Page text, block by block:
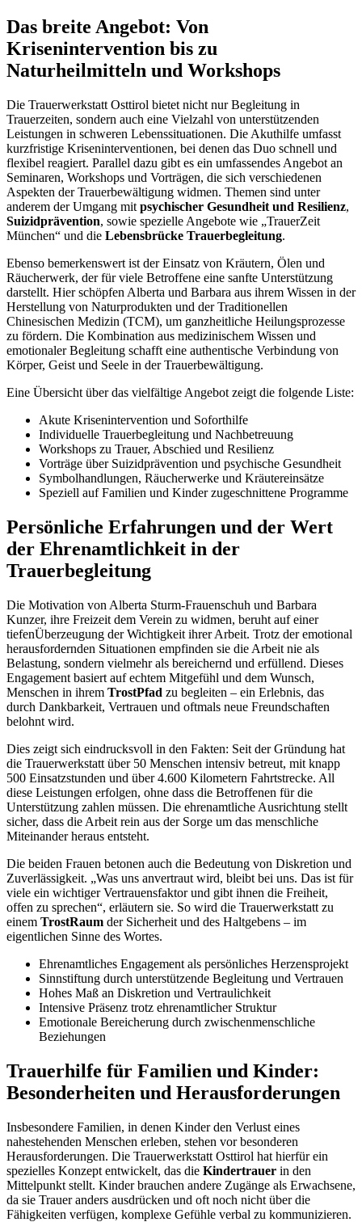
Das breite Angebot: Von
Krisenintervention bis zu
Naturheilmitteln und Workshops
Die Trauerwerkstatt Osttirol bietet nicht nur Begleitung in
Trauerzeiten, sondern auch eine Vielzahl von unterstützenden
Leistungen in schweren Lebenssituationen. Die Akuthilfe umfasst
kurzfristige Kriseninterventionen, bei denen das Duo schnell und
flexibel reagiert. Parallel dazu gibt es ein umfassendes Angebot an
Seminaren, Workshops und Vorträgen, die sich verschiedenen
Aspekten der Trauerbewältigung widmen. Themen sind unter
anderem der Umgang mit psychischer Gesundheit und Resilienz,
Suizidprävention, sowie spezielle Angebote wie „TrauerZeit
München“ und die Lebensbrücke Trauerbegleitung.
Ebenso bemerkenswert ist der Einsatz von Kräutern, Ölen und
Räucherwerk, der für viele Betroffene eine sanfte Unterstützung
darstellt. Hier schöpfen Alberta und Barbara aus ihrem Wissen in der
Herstellung von Naturprodukten und der Traditionellen
Chinesischen Medizin (TCM), um ganzheitliche Heilungsprozesse
zu fördern. Die Kombination aus medizinischem Wissen und
emotionaler Begleitung schafft eine authentische Verbindung von
Körper, Geist und Seele in der Trauerbewältigung.
Eine Übersicht über das vielfältige Angebot zeigt die folgende Liste:
Akute Krisenintervention und Soforthilfe
Individuelle Trauerbegleitung und Nachbetreuung
Workshops zu Trauer, Abschied und Resilienz
Vorträge über Suizidprävention und psychische Gesundheit
Symbolhandlungen, Räucherwerke und Kräutereinsätze
Speziell auf Familien und Kinder zugeschnittene Programme
Persönliche Erfahrungen und der Wert
der Ehrenamtlichkeit in der
Trauerbegleitung
Die Motivation von Alberta Sturm-Frauenschuh und Barbara
Kunzer, ihre Freizeit dem Verein zu widmen, beruht auf einer
tiefenÜberzeugung der Wichtigkeit ihrer Arbeit. Trotz der emotional
herausfordernden Situationen empfinden sie die Arbeit nie als
Belastung, sondern vielmehr als bereichernd und erfüllend. Dieses
Engagement basiert auf echtem Mitgefühl und dem Wunsch,
Menschen in ihrem TrostPfad zu begleiten – ein Erlebnis, das
durch Dankbarkeit, Vertrauen und oftmals neue Freundschaften
belohnt wird.
Dies zeigt sich eindrucksvoll in den Fakten: Seit der Gründung hat
die Trauerwerkstatt über 50 Menschen intensiv betreut, mit knapp
500 Einsatzstunden und über 4.600 Kilometern Fahrtstrecke. All
diese Leistungen erfolgen, ohne dass die Betroffenen für die
Unterstützung zahlen müssen. Die ehrenamtliche Ausrichtung stellt
sicher, dass die Arbeit rein aus der Sorge um das menschliche
Miteinander heraus entsteht.
Die beiden Frauen betonen auch die Bedeutung von Diskretion und
Zuverlässigkeit. „Was uns anvertraut wird, bleibt bei uns. Das ist für
viele ein wichtiger Vertrauensfaktor und gibt ihnen die Freiheit,
offen zu sprechen“, erläutern sie. So wird die Trauerwerkstatt zu
einem TrostRaum der Sicherheit und des Haltgebens – im
eigentlichen Sinne des Wortes.
Ehrenamtliches Engagement als persönliches Herzensprojekt
Sinnstiftung durch unterstützende Begleitung und Vertrauen
Hohes Maß an Diskretion und Vertraulichkeit
Intensive Präsenz trotz ehrenamtlicher Struktur
Emotionale Bereicherung durch zwischenmenschliche
Beziehungen
Trauerhilfe für Familien und Kinder:
Besonderheiten und Herausforderungen
Insbesondere Familien, in denen Kinder den Verlust eines
nahestehenden Menschen erleben, stehen vor besonderen
Herausforderungen. Die Trauerwerkstatt Osttirol hat hierfür ein
spezielles Konzept entwickelt, das die Kindertrauer in den
Mittelpunkt stellt. Kinder brauchen andere Zugänge als Erwachsene,
da sie Trauer anders ausdrücken und oft noch nicht über die
Fähigkeiten verfügen, komplexe Gefühle verbal zu kommunizieren.